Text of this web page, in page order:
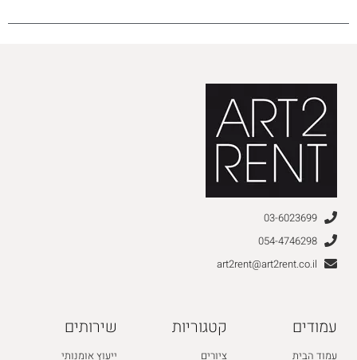
03-6023699
054-4746298
art2rent@art2rent.co.il
עמודים
עמוד הבית
קטגוריות
ציורים
שירותים
ייעוץ אומנותי